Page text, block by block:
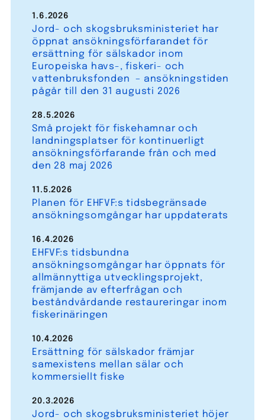
Jord- och skogsbruksministeriet har
öppnat ansökningsförfarandet för
ersättning för sälskador inom
Europeiska havs-, fiskeri- och
vattenbruksfonden – ansökningstiden
pågår till den 31 augusti 2026
1.6.2026
Små projekt för fiskehamnar och
landningsplatser för kontinuerligt
ansökningsförfarande från och med
den 28 maj 2026
28.5.2026
Planen för EHFVF:s tidsbegränsade
ansökningsomgångar har uppdaterats
11.5.2026
EHFVF:s tidsbundna
ansökningsomgångar har öppnats för
allmännyttiga utvecklingsprojekt,
främjande av efterfrågan och
beståndvårdande restaureringar inom
fiskerinäringen
16.4.2026
Ersättning för sälskador främjar
samexistens mellan sälar och
kommersiellt fiske
10.4.2026
Jord- och skogsbruksministeriet höjer
20.3.2026